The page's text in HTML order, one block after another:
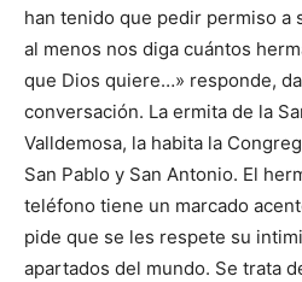
han tenido que pedir permiso a
al menos nos diga cuántos
que Dios quiere…» responde,
conversación. La ermita de la
Valldemosa, la habita la
San Pablo y San Antonio. El
teléfono tiene un marcado
pide que se les respete su
apartados del mundo. Se trata